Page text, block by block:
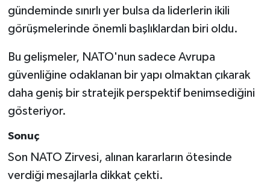
gündeminde sınırlı yer bulsa da liderlerin ikili
görüşmelerinde önemli başlıklardan biri oldu.
Bu gelişmeler, NATO'nun sadece Avrupa
güvenliğine odaklanan bir yapı olmaktan çıkarak
daha geniş bir stratejik perspektif benimsediğini
gösteriyor.
Sonuç
Son NATO Zirvesi, alınan kararların ötesinde
verdiği mesajlarla dikkat çekti.